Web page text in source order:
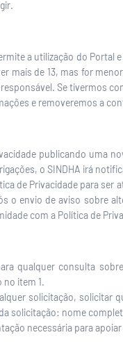
a utilização do
mais de 13, mas for
Se tivermos
e removeremos a
publicando uma
o SINDHA irá
de Privacidade para
o envio de aviso sobre
com a Política de
qualquer consulta
item 1.
solicitação,
solicitação: nome
necessária para